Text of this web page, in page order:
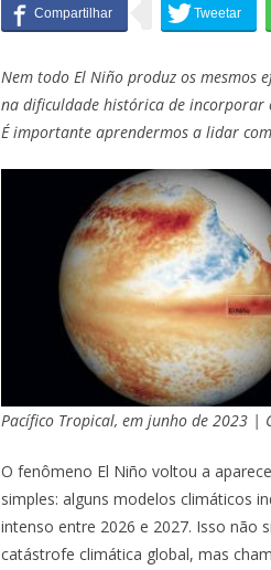
Nem todo El Niño produz os mesmos
na dificuldade histórica de incorporar
É importante aprendermos a lidar
Pacífico Tropical, em junho de 2023 |
O fenômeno El Niño voltou a
simples: alguns modelos climáticos
intenso entre 2026 e 2027. Isso não
catástrofe climática global, mas